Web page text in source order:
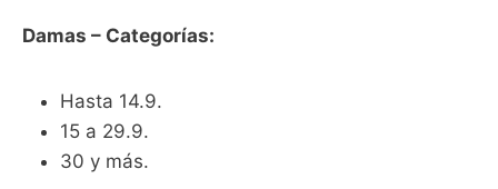
Damas – Categorías:
Hasta 14.9.
15 a 29.9.
30 y más.